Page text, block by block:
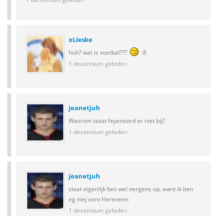
xLieske
huh? wat is voetbal???
:8
1 decennium geleden
jeanetjuh
Wasrom staat feyenoord er niet bij?
1 decennium geleden
jeanetjuh
slaat eigenlijk bes wel nergens op, want ik ben
eg niej voro Hereveen
1 decennium geleden